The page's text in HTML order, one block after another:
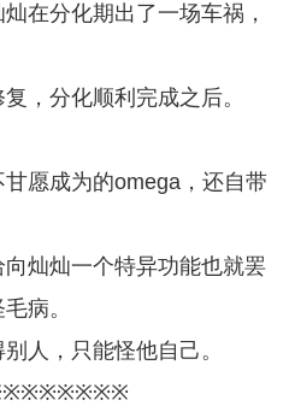
在分化期出了一场车祸，
，分化顺利完成之后。
愿成为的omega，还自带
灿灿一个特异功能也就罢
病。
人，只能怪他自己。